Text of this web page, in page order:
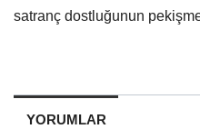
satranç dostluğunun
YORUMLAR